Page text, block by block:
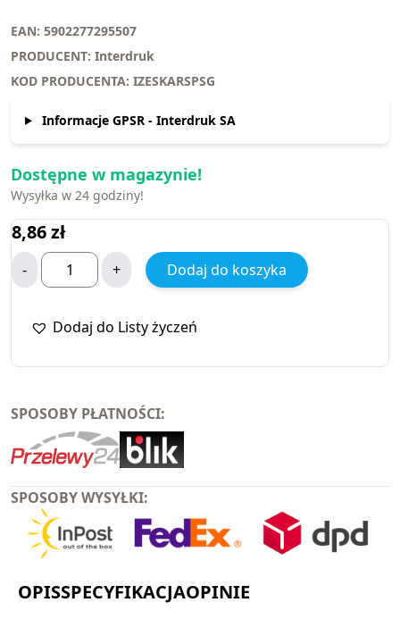
EAN: 5902277295507
PRODUCENT: Interdruk
KOD PRODUCENTA: IZESKARSPSG
Informacje GPSR - Interdruk SA
Dostępne w magazynie!
Wysyłka w 24 godziny!
8,86zł
- + Dodaj do koszyka
Dodaj do Listy życzeń
SPOSOBY PŁATNOŚCI:
SPOSOBY WYSYŁKI:
OPISSPECYFIKACJAOPINIE